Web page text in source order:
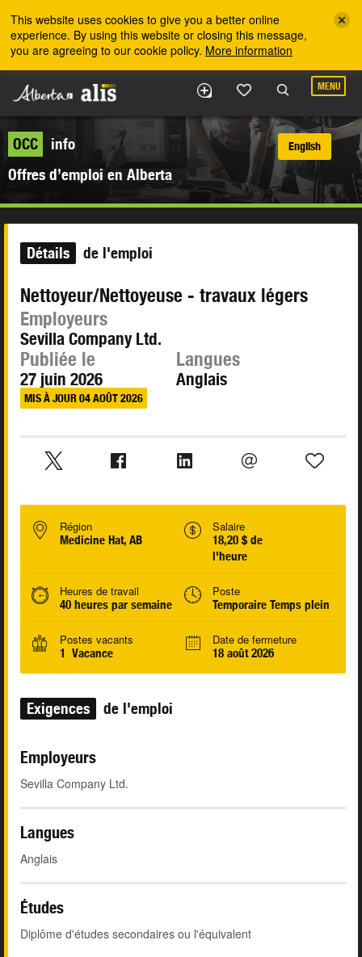
This website uses cookies to give you a better online
experience. By using this website or closing this message,
you are agreeing to our cookie policy. More information
MENU
OCC
info
Offres d’emploi en Alberta
English
Détails de l'emploi
Nettoyeur/Nettoyeuse - travaux légers
Employeurs
Sevilla Company Ltd.
Publiée le
27 juin 2026
MIS À JOUR 04 AOÛT 2026
Langues
Anglais
Région
Medicine Hat, AB
Salaire
18,20 $ de
l'heure
Heures de travail
40 heures par semaine
Poste
Temporaire Temps plein
Postes vacants
1 Vacance
Date de fermeture
18 août 2026
Exigences de l'emploi
Employeurs
Sevilla Company Ltd.
Langues
Anglais
Études
Diplôme d'études secondaires ou l'équivalent